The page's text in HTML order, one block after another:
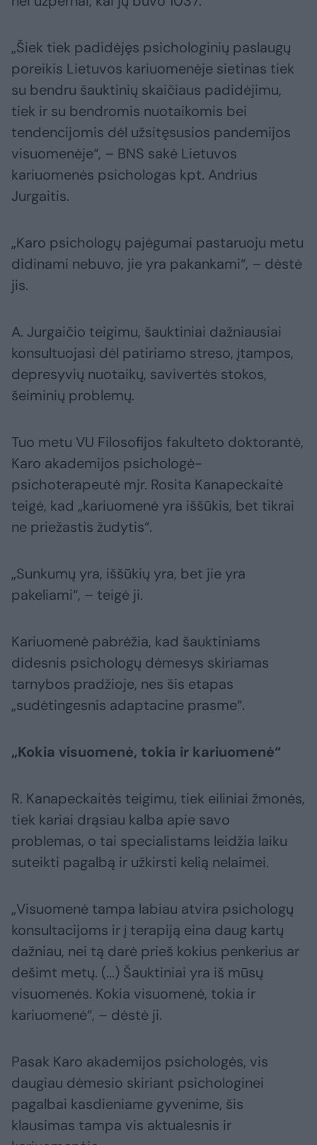
„Šiek tiek padidėjęs psichologinių paslaugų
poreikis Lietuvos kariuomenėje sietinas tiek
su bendru šauktinių skaičiaus padidėjimu,
tiek ir su bendromis nuotaikomis bei
tendencijomis dėl užsitęsusios pandemijos
visuomenėje“, – BNS sakė Lietuvos
kariuomenės psichologas kpt. Andrius
Jurgaitis.
„Karo psichologų pajėgumai pastaruoju metu
didinami nebuvo, jie yra pakankami“, – dėstė
jis.
A. Jurgaičio teigimu, šauktiniai dažniausiai
konsultuojasi dėl patiriamo streso, įtampos,
depresyvių nuotaikų, savivertės stokos,
šeiminių problemų.
Tuo metu VU Filosofijos fakulteto doktorantė,
Karo akademijos psichologė-
psichoterapeutė mjr. Rosita Kanapeckaitė
teigė, kad „kariuomenė yra iššūkis, bet tikrai
ne priežastis žudytis“.
„Sunkumų yra, iššūkių yra, bet jie yra
pakeliami“, – teigė ji.
Kariuomenė pabrėžia, kad šauktiniams
didesnis psichologų dėmesys skiriamas
tarnybos pradžioje, nes šis etapas
„sudėtingesnis adaptacine prasme“.
„Kokia visuomenė, tokia ir kariuomenė“
R. Kanapeckaitės teigimu, tiek eiliniai žmonės,
tiek kariai drąsiau kalba apie savo
problemas, o tai specialistams leidžia laiku
suteikti pagalbą ir užkirsti kelią nelaimei.
„Visuomenė tampa labiau atvira psichologų
konsultacijoms ir į terapiją eina daug kartų
dažniau, nei tą darė prieš kokius penkerius ar
dešimt metų. (...) Šauktiniai yra iš mūsų
visuomenės. Kokia visuomenė, tokia ir
kariuomenė“, – dėstė ji.
Pasak Karo akademijos psichologės, vis
daugiau dėmesio skiriant psichologinei
pagalbai kasdieniame gyvenime, šis
klausimas tampa vis aktualesnis ir